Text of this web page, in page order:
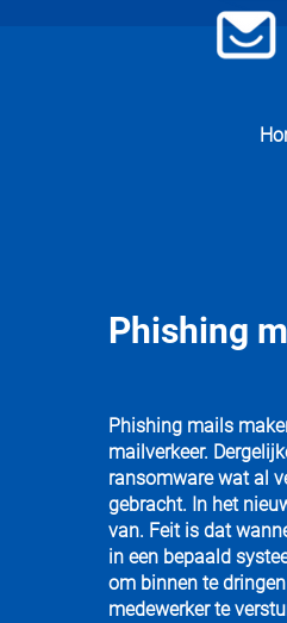
Phishing
Phishing mails
mailverkeer.
ransomware wat al
gebracht. In het
van. Feit is dat
in een bepaald
om binnen te
medewerker te